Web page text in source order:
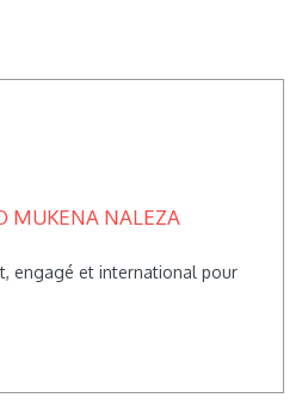
MUKENA NALEZA
engagé et international pour